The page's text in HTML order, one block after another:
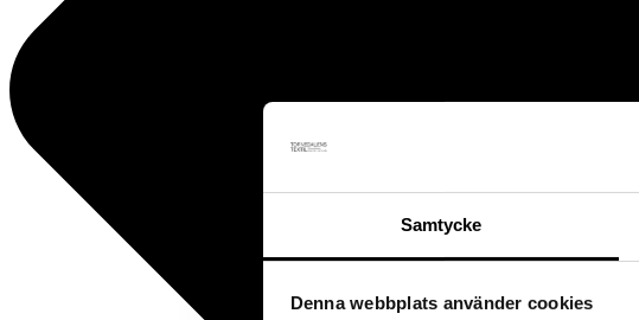
Samtycke
Denna webbplats använder cookies